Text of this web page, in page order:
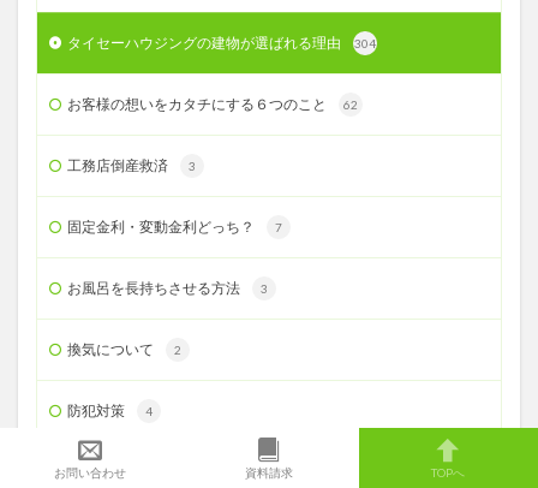
タイセーハウジングの建物が選ばれる理由 304
お客様の想いをカタチにする６つのこと 62
工務店倒産救済 3
固定金利・変動金利どっち？ 7
お風呂を長持ちさせる方法 3
換気について 2
防犯対策 4
室内の最適な絶対湿度
お問い合わせ 資料請求 TOPへ